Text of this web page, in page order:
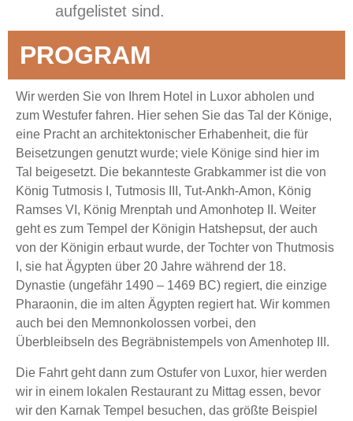
aufgelistet sind.
PROGRAM
Wir werden Sie von Ihrem Hotel in Luxor abholen und
zum Westufer fahren. Hier sehen Sie das Tal der Könige,
eine Pracht an architektonischer Erhabenheit, die für
Beisetzungen genutzt wurde; viele Könige sind hier im
Tal beigesetzt. Die bekannteste Grabkammer ist die von
König Tutmosis I, Tutmosis III, Tut-Ankh-Amon, König
Ramses VI, König Mrenptah und Amonhotep II. Weiter
geht es zum Tempel der Königin Hatshepsut, der auch
von der Königin erbaut wurde, der Tochter von Thutmosis
I, sie hat Ägypten über 20 Jahre während der 18.
Dynastie (ungefähr 1490 – 1469 BC) regiert, die einzige
Pharaonin, die im alten Ägypten regiert hat. Wir kommen
auch bei den Memnonkolossen vorbei, den
Überbleibseln des Begräbnistempels von Amenhotep III.
Die Fahrt geht dann zum Ostufer von Luxor, hier werden
wir in einem lokalen Restaurant zu Mittag essen, bevor
wir den Karnak Tempel besuchen, das größte Beispiel